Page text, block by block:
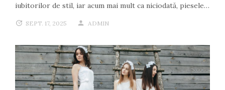
iubitorilor de stil, iar acum mai mult ca niciodată, piesele…
SEPT. 17, 2025 ADMIN